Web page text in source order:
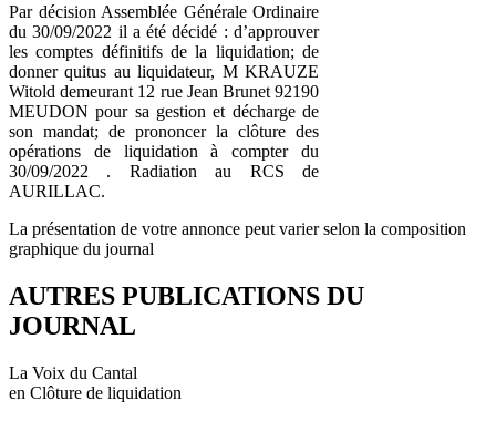
Par décision Assemblée Générale Ordinaire
du 30/09/2022 il a été décidé : d’approuver
les comptes définitifs de la liquidation; de
donner quitus au liquidateur, M KRAUZE
Witold demeurant 12 rue Jean Brunet 92190
MEUDON pour sa gestion et décharge de
son mandat; de prononcer la clôture des
opérations de liquidation à compter du
30/09/2022 . Radiation au RCS de
AURILLAC.
La présentation de votre annonce peut varier selon la composition
graphique du journal
AUTRES PUBLICATIONS DU
JOURNAL
La Voix du Cantal
en Clôture de liquidation